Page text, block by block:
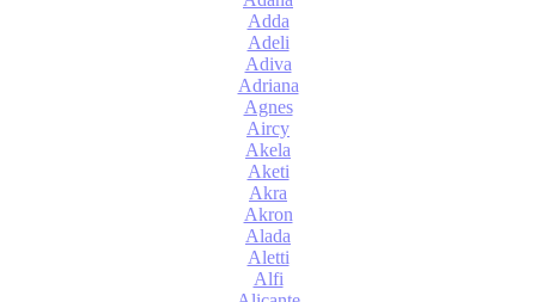
Adda
Adeli
Adiva
Adriana
Agnes
Aircy
Akela
Aketi
Akra
Akron
Alada
Aletti
Alfi